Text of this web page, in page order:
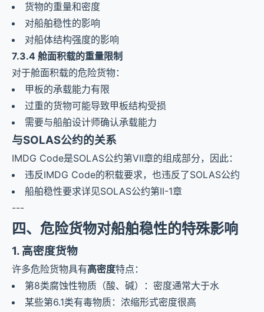
货物的重量和密度
对船舶稳性的影响
对船体结构强度的影响
7.3.4 舱面积载的重量限制
对于舱面积载的危险货物：
甲板的承载能力有限
过重的货物可能导致甲板结构受损
需要与船舶设计师确认承载能力
与SOLAS公约的关系
IMDG Code是SOLAS公约第VII章的组成部分，因此：
违反IMDG Code的积载要求，也违反了SOLAS公约
船舶稳性要求详见SOLAS公约第II-1章
---
四、危险货物对船舶稳性的特殊影响
1. 高密度货物
许多危险货物具有高密度特点：
第8类腐蚀性物质（酸、碱）：密度通常大于水
某些第6.1类有毒物质：浓缩形式密度很高